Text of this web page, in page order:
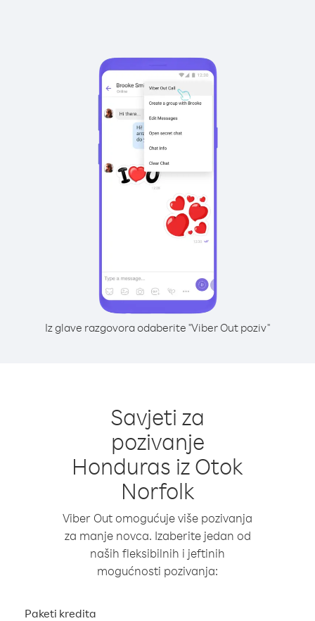
Iz glave razgovora odaberite "Viber Out poziv"
Savjeti za
pozivanje
Honduras iz Otok
Norfolk
Viber Out omogućuje više pozivanja
za manje novca. Izaberite jedan od
naših fleksibilnih i jeftinih
mogućnosti pozivanja:
Paketi kredita